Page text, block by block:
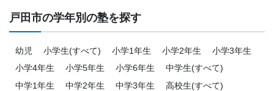
戸田市の学年別の塾を探す
幼児 小学生(すべて) 小学1年生 小学2年生
小学3年生
小学4年生
小学5年生 小学6年生
中学生(すべて)
中学1年生
中学2年生 中学3年生
高校生(すべて)